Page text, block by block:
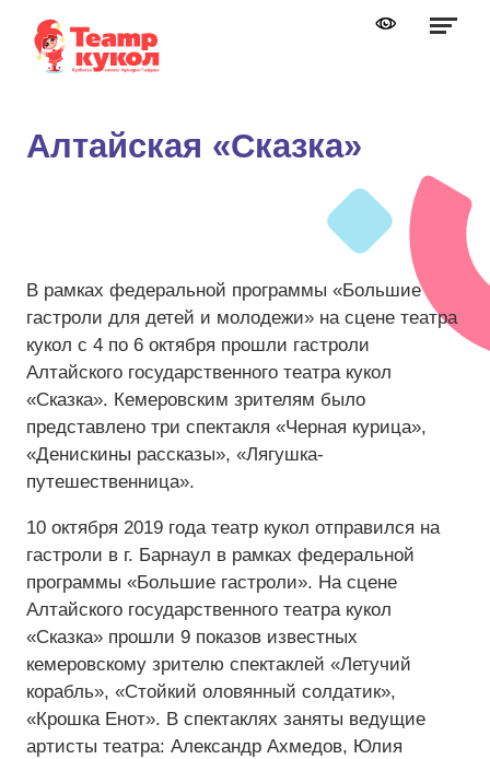
Обычная версия сайта
Дополнительно
Включить изображения
Включить видео
Одинарный
Полуторный
Двойной
Разрядка:
Стандартный
Средний
Большой
Гарнитура:
Без засечек
С засечками
Алтайская «Сказка»
В рамках федеральной программы «Большие
гастроли для детей и молодежи» на сцене театра
кукол с 4 по 6 октября прошли гастроли
Алтайского государственного театра кукол
«Сказка». Кемеровским зрителям было
представлено три спектакля «Черная курица»,
«Денискины рассказы», «Лягушка-
путешественница».
10 октября 2019 года театр кукол отправился на
гастроли в г. Барнаул в рамках федеральной
программы «Большие гастроли». На сцене
Алтайского государственного театра кукол
«Сказка» прошли 9 показов известных
кемеровскому зрителю спектаклей «Летучий
корабль», «Стойкий оловянный солдатик»,
«Крошка Енот». В спектаклях заняты ведущие
артисты театра: Александр Ахмедов, Юлия